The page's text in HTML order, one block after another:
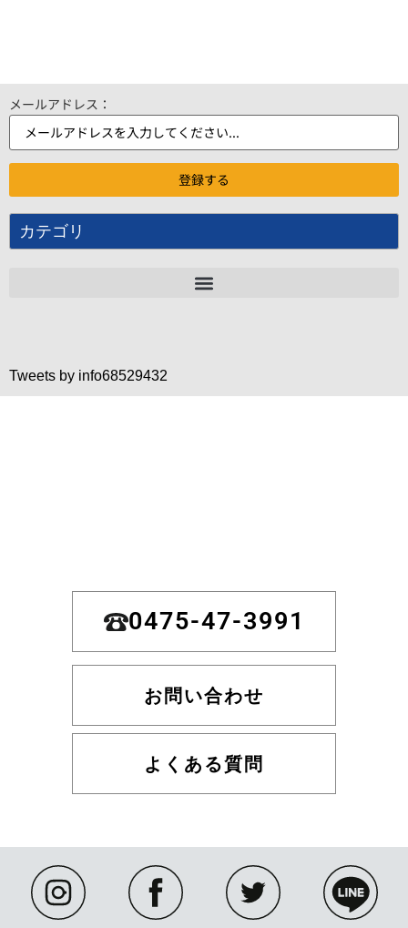
メールアドレス：
カテゴリ
Tweets by info68529432
0475-47-3991
お問い合わせ
よくある質問